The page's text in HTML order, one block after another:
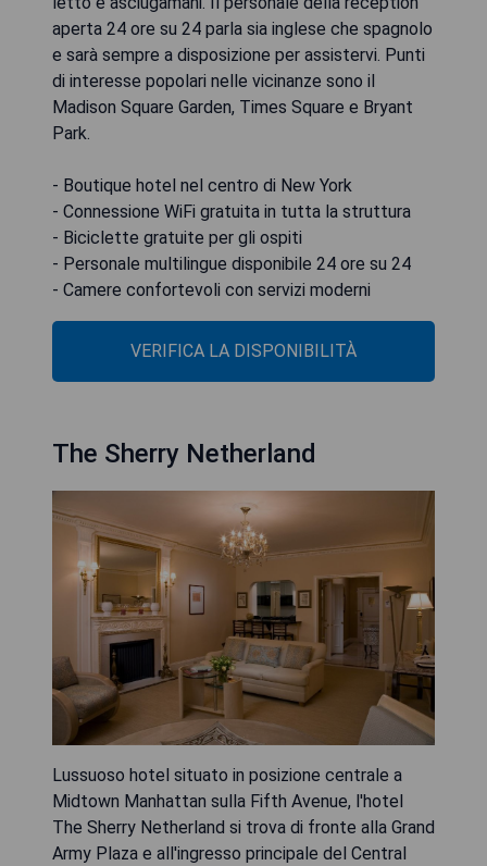
aperta 24 ore su 24 parla sia inglese che spagnolo
e sarà sempre a disposizione per assistervi. Punti
di interesse popolari nelle vicinanze sono il
Madison Square Garden, Times Square e Bryant
Park.
- Boutique hotel nel centro di New York
- Connessione WiFi gratuita in tutta la struttura
- Biciclette gratuite per gli ospiti
- Personale multilingue disponibile 24 ore su 24
- Camere confortevoli con servizi moderni
VERIFICA LA DISPONIBILITÀ
The Sherry Netherland
Lussuoso hotel situato in posizione centrale a
Midtown Manhattan sulla Fifth Avenue, l'hotel
The Sherry Netherland si trova di fronte alla Grand
Army Plaza e all'ingresso principale del Central